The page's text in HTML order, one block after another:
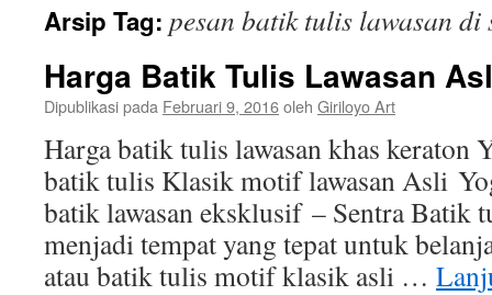
Arsip Tag: pesan batik tulis lawasan
Harga Batik Tulis Lawasan
Dipublikasi pada Februari 9, 2016oleh Giriloyo Art
Harga batik tulis lawasan khas keraton
batik tulis Klasik motif lawasan Asli
batik lawasan eksklusif – Sentra Batik
menjadi tempat yang tepat untuk
atau batik tulis motif klasik asli …